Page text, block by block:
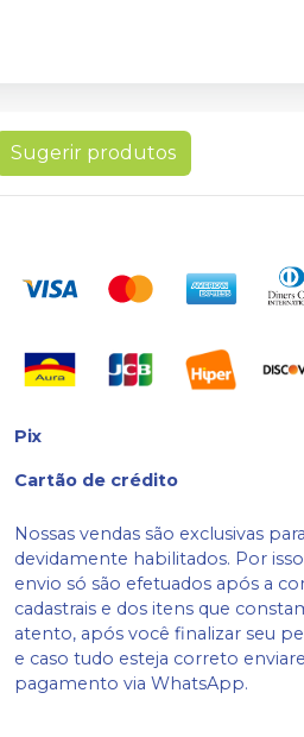
Sugerir produtos
Pix
Cartão de crédito
Nossas vendas são exclusivas
devidamente habilitados. Por
envio só são efetuados após a
cadastrais e dos itens que
atento, após você finalizar seu
e caso tudo esteja correto
pagamento via WhatsApp.